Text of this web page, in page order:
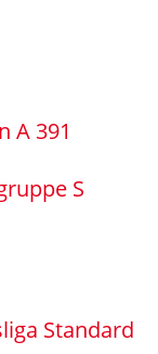
A 391
S
Standard